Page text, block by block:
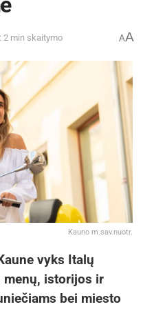
2 min skaitymo AA
Kauno m.sav.nuotr.
vyks Italų
istorijos ir
bei miesto